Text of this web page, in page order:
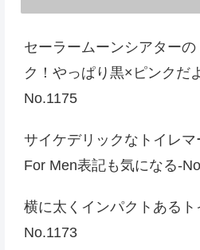
セーラームーンシアターの
ク！やっぱり黒×ピンクだ
No.1175
サイケデリックなトイレマ
For Men表記も気になる-
横に太くインパクトある
No.1173